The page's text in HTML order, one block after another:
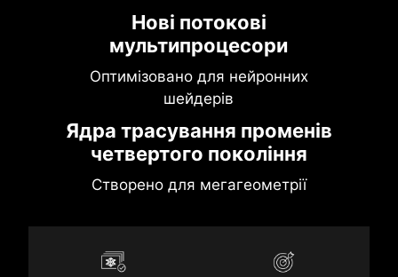
Нові потокові
мультипроцесори
Оптимізовано для нейронних
шейдерів
Ядра трасування променів
четвертого покоління
Створено для мегагеометрії